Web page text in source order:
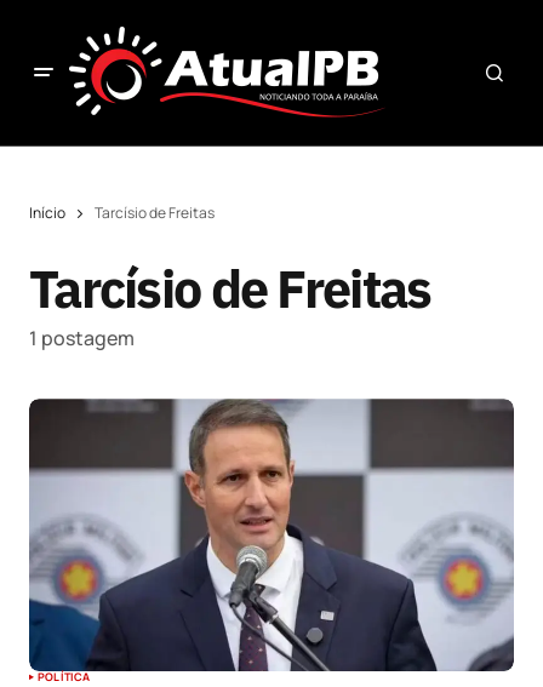
Início Tarcísio de Freitas
Tarcísio de Freitas
1 postagem
POLÍTICA